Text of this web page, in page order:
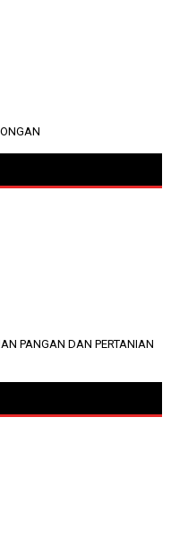
PANGAN DAN PERTANIAN